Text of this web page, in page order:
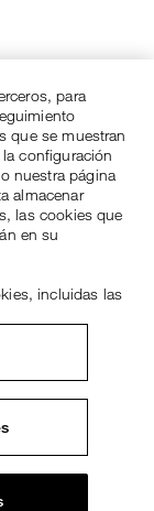
para
que se muestran
configuración
nuestra página
almacenar
las cookies que
en su
incluidas las